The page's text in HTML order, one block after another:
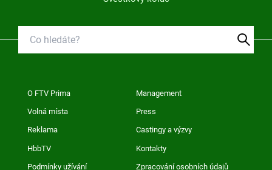
O FTV Prima Management
Volná místa Press
Reklama Castingy a výzvy
HbbTV Kontakty
Podmínky užívání Zpracování osobních údajů